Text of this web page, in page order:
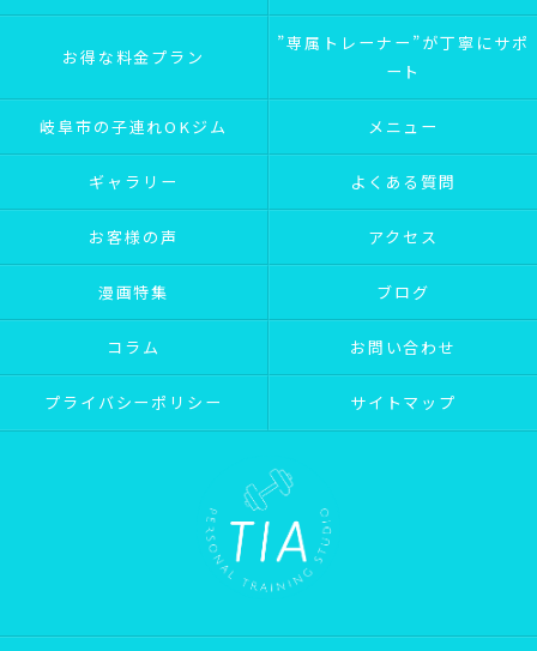
お得な料金プラン
”専属トレーナー”が丁寧にサポ
ート
岐阜市の子連れOKジム メニュー
ギャラリー よくある質問
お客様の声 アクセス
漫画特集 ブログ
コラム お問い合わせ
プライバシーポリシー サイトマップ